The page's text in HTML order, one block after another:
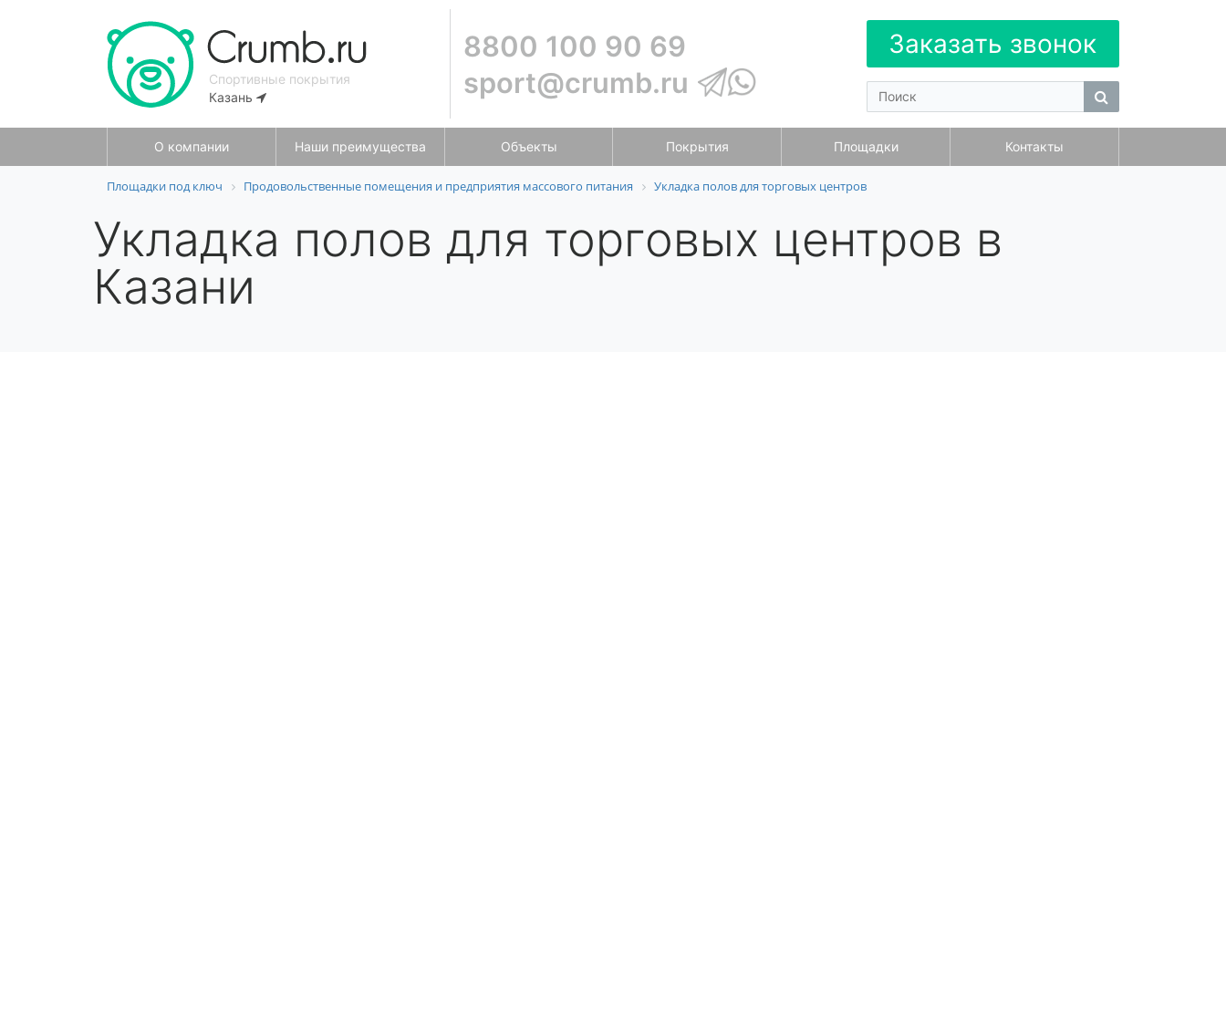
Спортивные покрытия
Казань
8800 100 90 69
sport@crumb.ru
Заказать звонок
О компании Наши преимущества Объекты Покрытия Площадки Контакты
Площадки под ключ Продовольственные помещения и предприятия массового питания Укладка полов для торговых центров
Укладка полов для торговых центров в
Казани